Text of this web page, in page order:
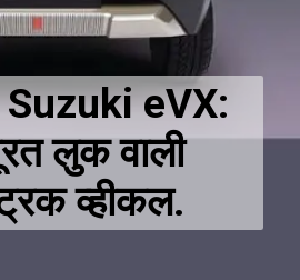
eVX:
लुक वाली
व्हीकल.